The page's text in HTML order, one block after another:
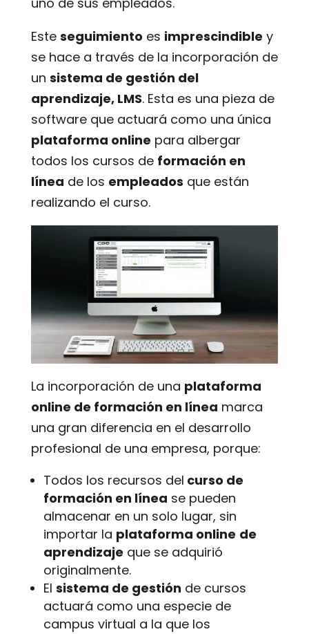
Este seguimiento es imprescindible y
se hace a través de la incorporación de
un sistema de gestión del
aprendizaje, LMS. Esta es una pieza de
software que actuará como una única
plataforma online para albergar
todos los cursos de formación en
línea de los empleados que están
realizando el curso.
La incorporación de una plataforma
online de formación en línea marca
una gran diferencia en el desarrollo
profesional de una empresa, porque:
Todos los recursos del curso de
formación en línea se pueden
almacenar en un solo lugar, sin
importar la plataforma online de
aprendizaje que se adquirió
originalmente.
El sistema de gestión de cursos
actuará como una especie de
campus virtual a la que los